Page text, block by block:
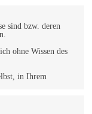
sind bzw. deren
ohne Wissen des
in Ihrem